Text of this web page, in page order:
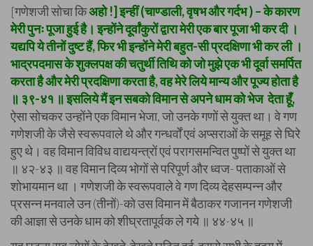
[गणेशजी सोचा किअहो !] इन्हीं (चाण्डाली, वृषभ और गर्दभ ) – के कारण
मेरी पुनः पूजा हुई है। इन्होंने दूर्वांकुरों द्वारा मेरी एक बार पूजा भी कर दी ।
यद्यपि ये तीनों दुष्ट हैं, फिर भी इन्होंने मेरी बहुत-सी प्रदक्षिणा भी कर ली ।
भाद्रपदमास के शुक्लपक्ष की चतुर्थी तिथि को जो मुझे एक भी दूर्वा समर्पित
करता है और मेरी प्रदक्षिणा करता है, वह मेरे लिये मान्य और पूज्य होता है
॥ ३९-४१ ॥ इसलिये मैं इन सबको विमान से अपने धाम को भेज देता हूँ,
ऐसा सोचकर उन्होंने एक विमान भेजा, जो उनके गणों से युक्त था। वे गण
गणेशजी के जैसे स्वरूपवाले थे और गन्धर्वों एवं अप्सराओं के समूह से घिरे
हुए थे। वह विमान विविध वाद्ययन्त्रों एवं परागसमन्वित पुष्पों से युक्त था
॥ ४२-४३ ॥ वह विमान दिव्य भोगों से परिपूर्ण और ध्वज- पताकाओं से
शोभायमान था । गणेशजी के स्वरूपवाले वे गण दिव्य देहसम्पन्न और
प्रसन्न मनवाले उन (तीनों)-को उस विमान में बैठाकर गजानन गणेशजी
की आज्ञा से उनके धाम को शीघ्रतापूर्वक ले गये ॥ ४४-४५ ॥